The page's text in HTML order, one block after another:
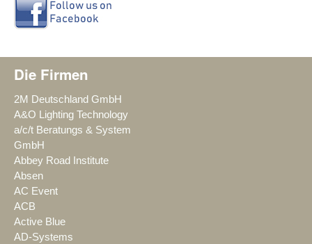
Die Firmen
2M Deutschland GmbH
A&O Lighting Technology
a/c/t Beratungs & System
GmbH
Abbey Road Institute
Absen
AC Event
ACB
Active Blue
AD-Systems